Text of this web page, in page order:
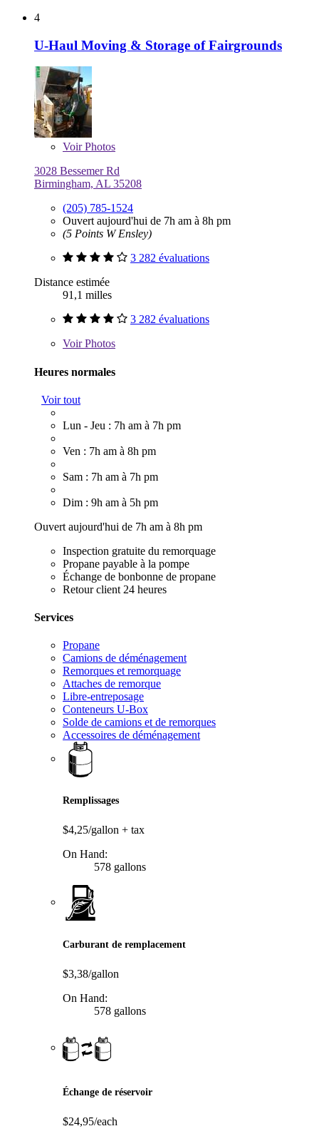
4
U-Haul Moving & Storage of Fairgrounds
VoirPhotos
3028 Bessemer Rd
Birmingham, AL 35208
(205) 785-1524
Ouvert aujourd'hui de 7h am à 8h pm
(5 Points W Ensley)
3 282 évaluations
Distance estimée
91,1 milles
3 282 évaluations
VoirPhotos
Heures normales
Voir tout
Lun - Jeu : 7h am à 7h pm
Ven : 7h am à 8h pm
Sam : 7h am à 7h pm
Dim : 9h am à 5h pm
Ouvert aujourd'hui de 7h am à 8h pm
Inspection gratuite du remorquage
Propane payable à la pompe
Échange de bonbonne de propane
Retour client 24 heures
Services
Propane
Camions de déménagement
Remorques et remorquage
Attaches de remorque
Libre-entreposage
Conteneurs U-Box
Solde de camions et de remorques
Accessoires de déménagement
Remplissages
$4,25/gallon + tax
On Hand:
578 gallons
Carburant de remplacement
$3,38/gallon
On Hand:
578 gallons
Échange de réservoir
$24,95/each